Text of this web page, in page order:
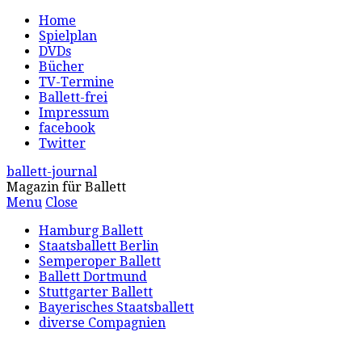
Home
Spielplan
DVDs
Bücher
TV-Termine
Ballett-frei
Impressum
facebook
Twitter
ballett-journal
Magazin für Ballett
Menu Close
Hamburg Ballett
Staatsballett Berlin
Semperoper Ballett
Ballett Dortmund
Stuttgarter Ballett
Bayerisches Staatsballett
diverse Compagnien